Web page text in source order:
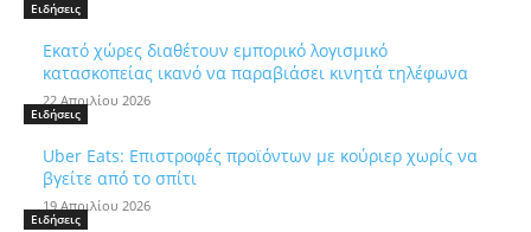
Ειδήσεις
Εκατό χώρες διαθέτουν εμπορικό λογισμικό
κατασκοπείας ικανό να παραβιάσει κινητά τηλέφωνα
22 Απριλίου 2026
Ειδήσεις
Uber Eats: Επιστροφές προϊόντων με κούριερ χωρίς να
βγείτε από το σπίτι
19 Απριλίου 2026
Ειδήσεις